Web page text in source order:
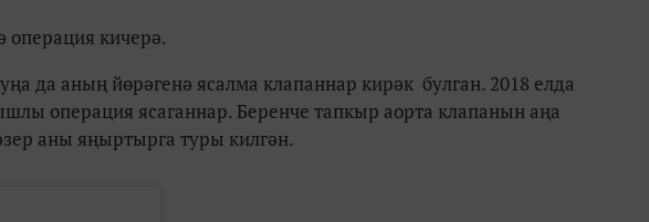
операция кичерә.
да аның йөрәгенә ясалма клапаннар кирәк булган. 2018 елда
операция ясаганнар. Беренче тапкыр аорта клапанын аңа
аны яңыртырга туры килгән.